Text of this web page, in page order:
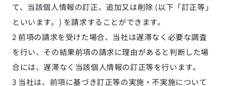
て、当該個人情報の訂正、追加又は削除 (以下「訂正等」
といいます。) を請求することができます。
2 前項の請求を受けた場合、当社は遅滞なく必要な調査
を行い、その結果前項の請求に理由があると判断した場
合には、遅滞なく当該個人情報の訂正等を行います。
3 当社は、前項に基づき訂正等の実施・不実施について